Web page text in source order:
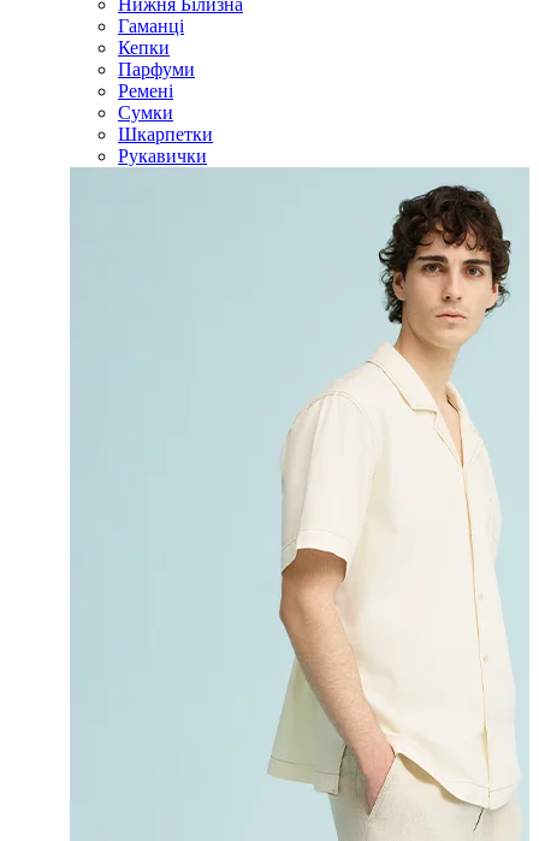
Нижня Білизна
Гаманці
Кепки
Парфуми
Ремені
Сумки
Шкарпетки
Рукавички